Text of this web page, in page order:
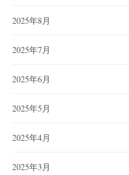
2025年8月
2025年7月
2025年6月
2025年5月
2025年4月
2025年3月